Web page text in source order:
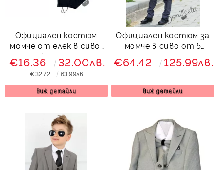
Официален костюм
момче от елек в сиво,
риза в бяло, панталон
и папийонка
€16.36 32.00лв.
€32.72 63.99лв.
Виж детайли
Официален костюм за
момче в сиво от 5
части със сако Сивина
€64.42 125.99лв.
Виж детайли